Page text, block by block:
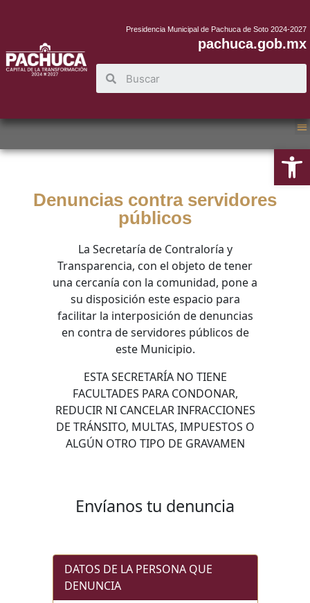
Abrir
Presidencia Municipal de Pachuca de Soto 2024-2027
pachuca.gob.mx
Denuncias contra servidores
públicos